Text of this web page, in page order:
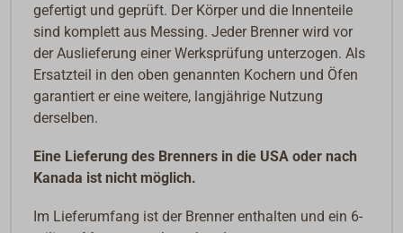
gefertigt und geprüft. Der Körper und die Innenteile
sind komplett aus Messing. Jeder Brenner wird vor
der Auslieferung einer Werksprüfung unterzogen. Als
Ersatzteil in den oben genannten Kochern und Öfen
garantiert er eine weitere, langjährige Nutzung
derselben.
Eine Lieferung des Brenners in die USA oder nach
Kanada ist nicht möglich.
Im Lieferumfang ist der Brenner enthalten und ein 6-